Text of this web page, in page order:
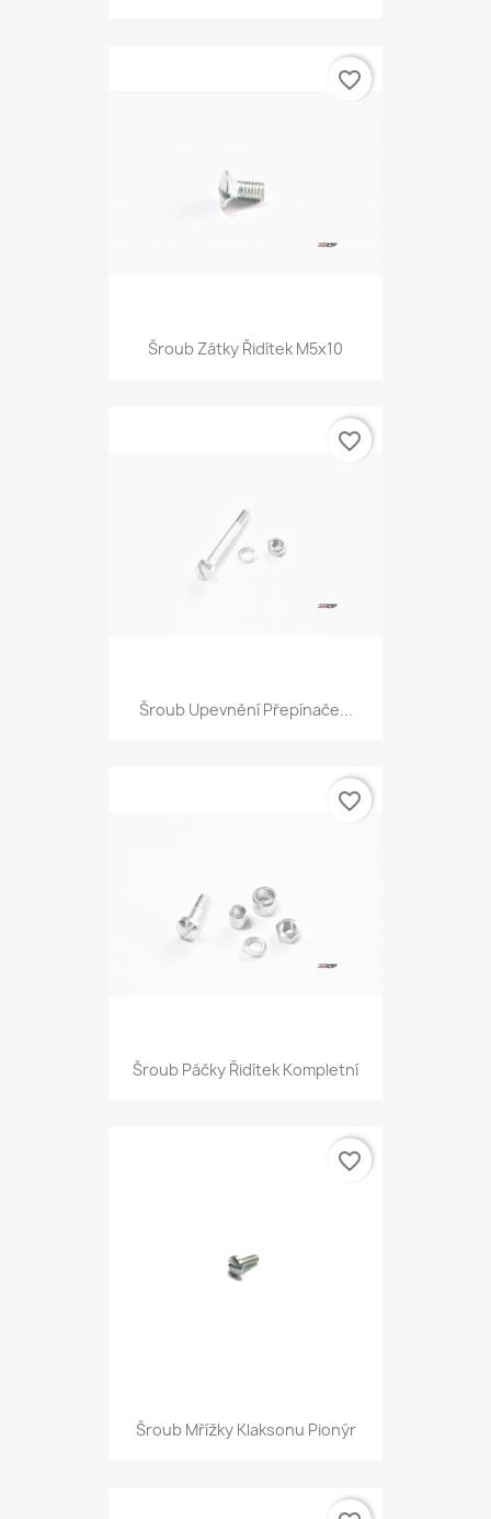
Šroub Zátky Řidítek M5x10
favorite_border
Šroub Upevnění Přepínače...
favorite_border
Šroub Páčky Řidítek Kompletní
favorite_border
Šroub Mřížky Klaksonu Pionýr
favorite_border